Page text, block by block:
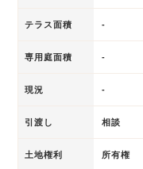
テラス面積 -
専用庭面積 -
現況 -
引渡し 相談
土地権利 所有権